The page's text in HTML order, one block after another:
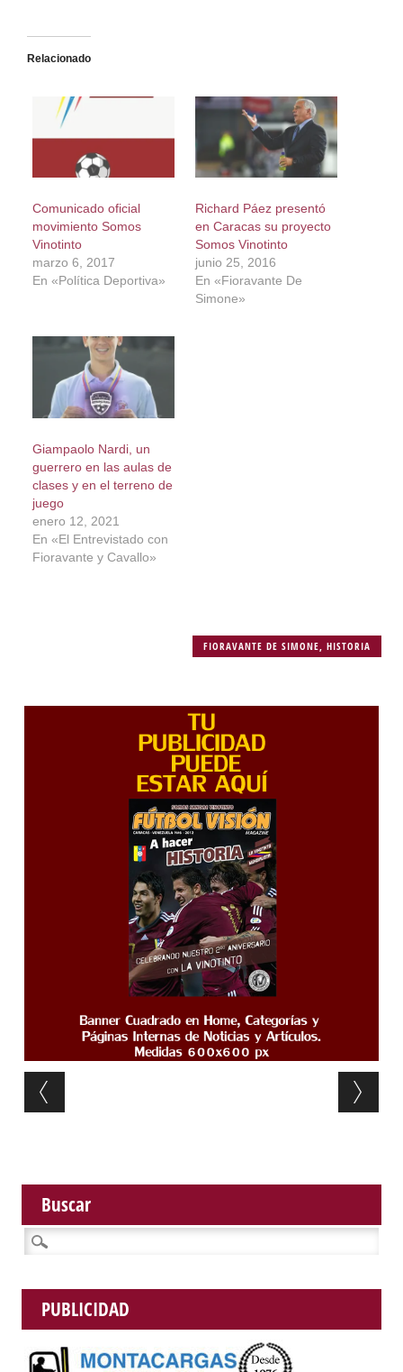
Relacionado
Comunicado oficial
movimiento Somos
Vinotinto
marzo 6, 2017
En «Política Deportiva»
Richard Páez presentó
en Caracas su proyecto
Somos Vinotinto
junio 25, 2016
En «Fioravante De
Simone»
Giampaolo Nardi, un
guerrero en las aulas de
clases y en el terreno de
juego
enero 12, 2021
En «El Entrevistado con
Fioravante y Cavallo»
FIORAVANTE DE SIMONE ,HISTORIA
Post navigation
Buscar
Buscar:
PUBLICIDAD